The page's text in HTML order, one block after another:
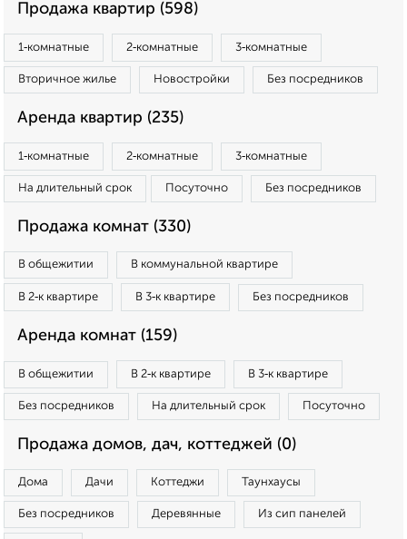
Продажа квартир (598)
1‑комнатные 2‑комнатные 3‑комнатные
Вторичное жилье Новостройки Без посредников
Аренда квартир (235)
1‑комнатные 2‑комнатные 3‑комнатные
На длительный срок Посуточно Без посредников
Продажа комнат (330)
В общежитии В коммунальной квартире
В 2‑к квартире В 3‑к квартире Без посредников
Аренда комнат (159)
В общежитии В 2‑к квартире В 3‑к квартире
Без посредников На длительный срок Посуточно
Продажа домов, дач, коттеджей (0)
Дома Дачи Коттеджи Таунхаусы
Без посредников Деревянные Из сип панелей